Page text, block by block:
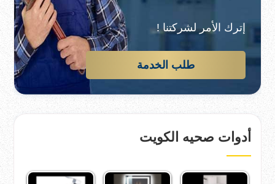
إترك الأمر لشركتنا !
طلب الخدمة
أدوات صحيه الكويت